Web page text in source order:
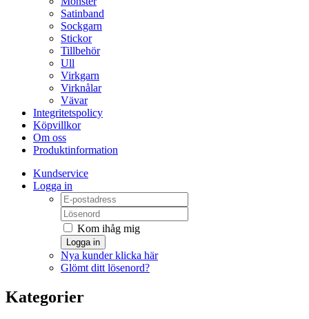
Satinband
Sockgarn
Stickor
Tillbehör
Ull
Virkgarn
Virknålar
Vävar
Integritetspolicy
Köpvillkor
Om oss
Produktinformation
Kundservice
Logga in
Kom ihåg mig
Logga in
Nya kunder klicka här
Glömt ditt lösenord?
Kategorier